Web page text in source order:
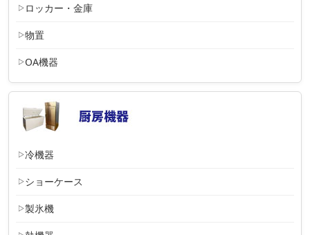
ロッカー・金庫
物置
OA機器
冷機器
ショーケース
製氷機